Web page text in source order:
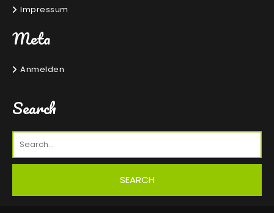
Impressum
Meta
Anmelden
Search